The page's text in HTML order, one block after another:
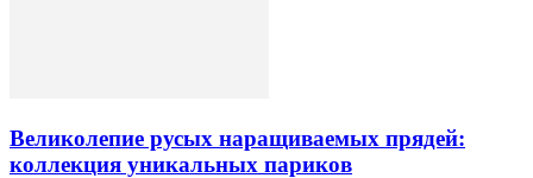
Великолепие русых наращиваемых прядей:
коллекция уникальных париков